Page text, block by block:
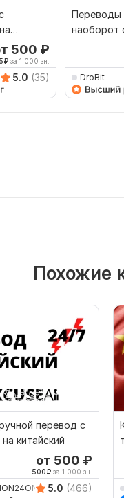
500 ₽
₽ за 1 000 зн.
5.0 (35)
Переводы
наоборот
DroBit
Похожие
перевод с
китайский
от 500 ₽
500₽ за 1 000 зн.
5.0 (466)